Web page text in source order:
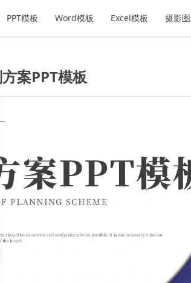
PPT模板 Word模板 Excel模板 摄影图
案PPT模板